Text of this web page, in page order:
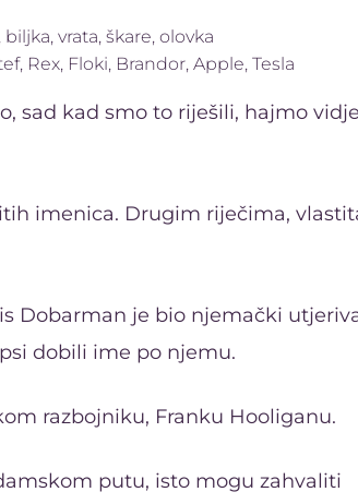
vrata, škare, olovka
Rex, Floki, Brandor, Apple, Tesla
sad kad smo to riješili, hajmo
imenica. Drugim riječima,
Dobarman je bio njemački
dobili ime po njemu.
razbojniku, Franku Hooliganu.
putu, isto mogu zahvaliti